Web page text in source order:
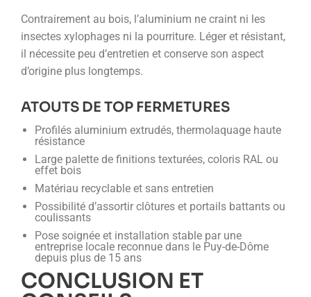
Contrairement au bois, l’aluminium ne craint ni les
insectes xylophages ni la pourriture. Léger et résistant,
il nécessite peu d’entretien et conserve son aspect
d’origine plus longtemps.
ATOUTS DE TOP FERMETURES
Profilés aluminium extrudés, thermolaquage haute
résistance
Large palette de finitions texturées, coloris RAL ou
effet bois
Matériau recyclable et sans entretien
Possibilité d’assortir clôtures et portails battants ou
coulissants
Pose soignée et installation stable par une
entreprise locale reconnue dans le Puy-de-Dôme
depuis plus de 15 ans
CONCLUSION ET